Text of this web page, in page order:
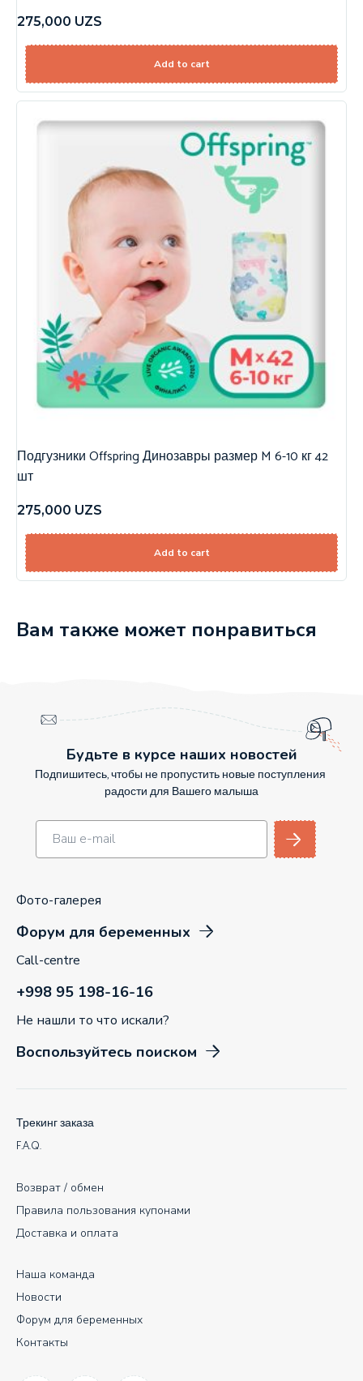
275,000 UZS
Add to cart
Подгузники Offspring Динозавры размер M 6-10 кг 42
шт
275,000 UZS
Add to cart
Вам также может понравиться
Будьте в курсе наших новостей
Подпишитесь, чтобы не пропустить новые поступления
радости для Вашего малыша
Фото-галерея
Форум для беременных
Call-centre
+998 95 198-16-16
Не нашли то что искали?
Воспользуйтесь поиском
Наша команда
Новости
Форум для беременных
Контакты
Возврат / обмен
Правила пользования купонами
Доставка и оплата
Трекинг заказа
F.A.Q.